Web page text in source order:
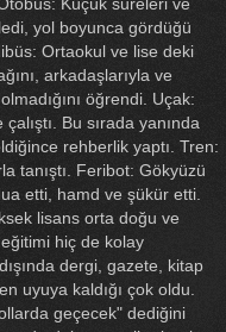
yol boyunca gördüğü
Ortaokul ve lise deki
arkadaşlarıyla ve
öğrendi. Uçak:
Bu sırada yanında
rehberlik yaptı. Tren:
tanıştı. Feribot: Gökyüzü
etti, hamd ve şükür etti.
lisans orta doğu ve
hiç de kolay
dergi, gazete, kitap
uyuya kaldığı çok oldu.
geçecek" dediğini